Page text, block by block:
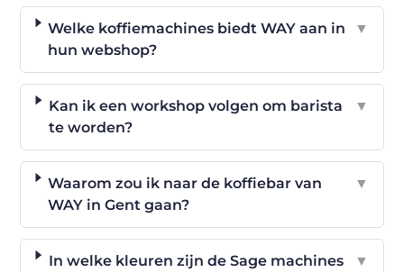
Welke koffiemachines biedt WAY aan in
hun webshop?
▼
Kan ik een workshop volgen om barista
te worden?
▼
Waarom zou ik naar de koffiebar van
WAY in Gent gaan?
▼
In welke kleuren zijn de Sage machines
▼